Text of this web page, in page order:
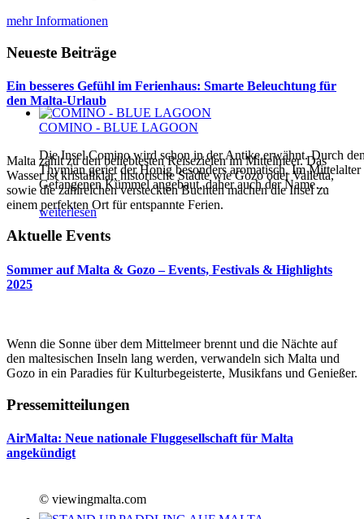
COMINO - BLUE LAGOON
Die Insel Comino wird schon in der Antike erwähnt. Durch
Thymian geriet der Honig besonders aromatisch. Im
Gefangenen Kümmel angebaut, daher auch der Name…
weiterlesen
mehr Informationen
Neueste Beiträge
Ein besseres Gefühl im Ferienhaus: Smarte Beleuchtung für
den Malta-Urlaub
Malta zählt zu den beliebtesten Reisezielen im Mittelmeer. Das
Wasser ist kristallklar, historische Städte wie Gozo oder Valletta,
sowie die zahlreichen versteckten Buchten machen die Insel zu
einem perfekten Ort für entspannte Ferien.
Aktuelle Events
Sommer auf Malta & Gozo – Events, Festivals & Highlights
2025
Wenn die Sonne über dem Mittelmeer brennt und die Nächte auf
den maltesischen Inseln lang werden, verwandeln sich Malta und
Gozo in ein Paradies für Kulturbegeisterte, Musikfans und Genießer.
Pressemitteilungen
AirMalta: Neue nationale Fluggesellschaft für Malta
angekündigt
© viewingmalta.com